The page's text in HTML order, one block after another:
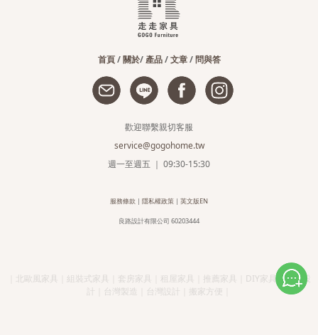
首頁/關於/產品/文章/問與答
歡迎聯繫親切客服
service@gogohome.tw
週一至週五 ｜ 09:30-15:30
服務條款 | 隱私權政策 | 英文版EN
良路設計有限公司 60203444
｜北歐風家具｜組裝式家具｜套房家具｜租屋家具｜推薦家具｜DIY家具｜簡約設
計｜台灣製造｜台灣設計｜搬家方便｜